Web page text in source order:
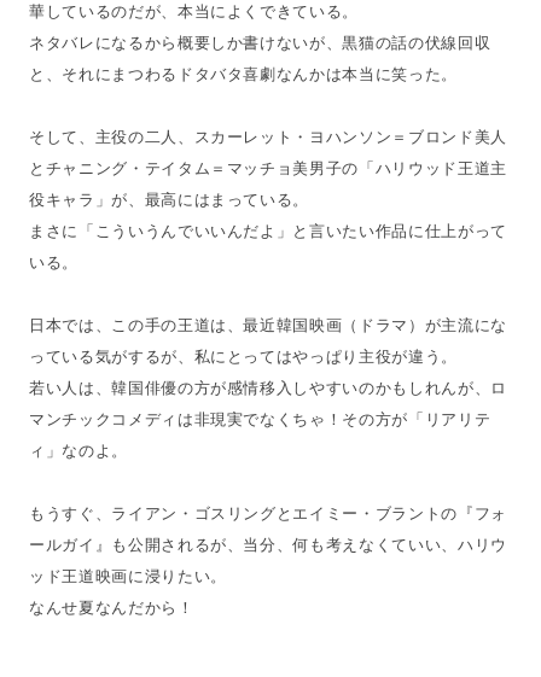
華しているのだが、本当によくできている。
ネタバレになるから概要しか書けないが、黒猫の話の伏線回収
と、それにまつわるドタバタ喜劇なんかは本当に笑った。
そして、主役の二人、スカーレット・ヨハンソン＝ブロンド美人
とチャニング・テイタム＝マッチョ美男子の「ハリウッド王道主
役キャラ」が、最高にはまっている。
まさに「こういうんでいいんだよ」と言いたい作品に仕上がって
いる。
日本では、この手の王道は、最近韓国映画（ドラマ）が主流にな
っている気がするが、私にとってはやっぱり主役が違う。
若い人は、韓国俳優の方が感情移入しやすいのかもしれんが、ロ
マンチックコメディは非現実でなくちゃ！その方が「リアリテ
ィ」なのよ。
もうすぐ、ライアン・ゴスリングとエイミー・ブラントの『フォ
ールガイ』も公開されるが、当分、何も考えなくていい、ハリウ
ッド王道映画に浸りたい。
なんせ夏なんだから！